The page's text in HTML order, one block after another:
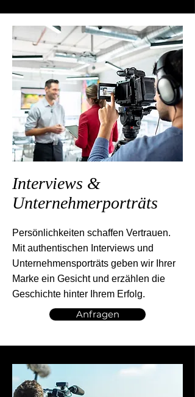
Interviews &
Unternehmerporträts
Persönlichkeiten schaffen Vertrauen.
Mit authentischen Interviews und
Unternehmensporträts geben wir Ihrer
Marke ein Gesicht und erzählen die
Geschichte hinter Ihrem Erfolg.
Anfragen